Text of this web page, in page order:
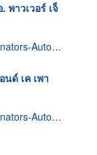
พาวเวอร์ เจ็
Automotive
ด์ เค เพา
Automotive